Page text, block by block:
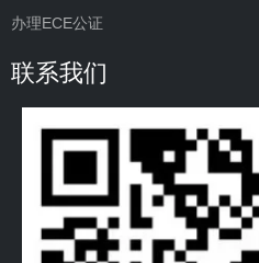
办理ECE公证
联系我们